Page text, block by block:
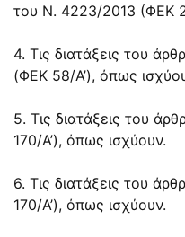
του N. 4223/2013 (ΦΕΚ
4. Τις διατάξεις του
(ΦΕΚ 58/Α’), όπως
5. Τις διατάξεις του
170/Α’), όπως ισχύουν.
6. Τις διατάξεις του
170/Α’), όπως ισχύουν.